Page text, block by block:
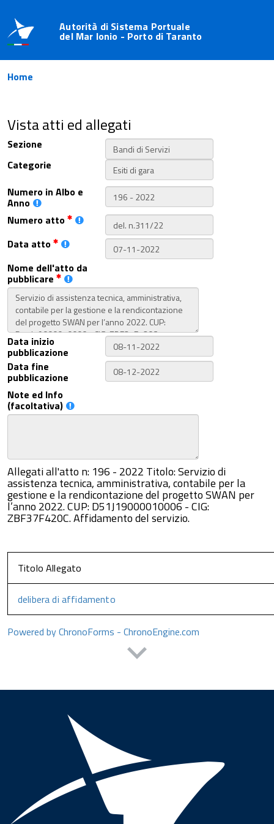
Autorità di Sistema Portuale
del Mar Ionio - Porto di Taranto
Home
Vista atti ed allegati
Sezione
Categorie
Numero in Albo e
Anno
Numero atto
Data atto
Nome dell'atto da
pubblicare
Data inizio
pubblicazione
Data fine
pubblicazione
Note ed Info
(facoltativa)
Allegati all'atto n: 196 - 2022 Titolo: Servizio di
assistenza tecnica, amministrativa, contabile per la
gestione e la rendicontazione del progetto SWAN per
l’anno 2022. CUP: D51J19000010006 - CIG:
ZBF37F420C. Affidamento del servizio.
Titolo Allegato
delibera di affidamento
Powered by ChronoForms - ChronoEngine.com